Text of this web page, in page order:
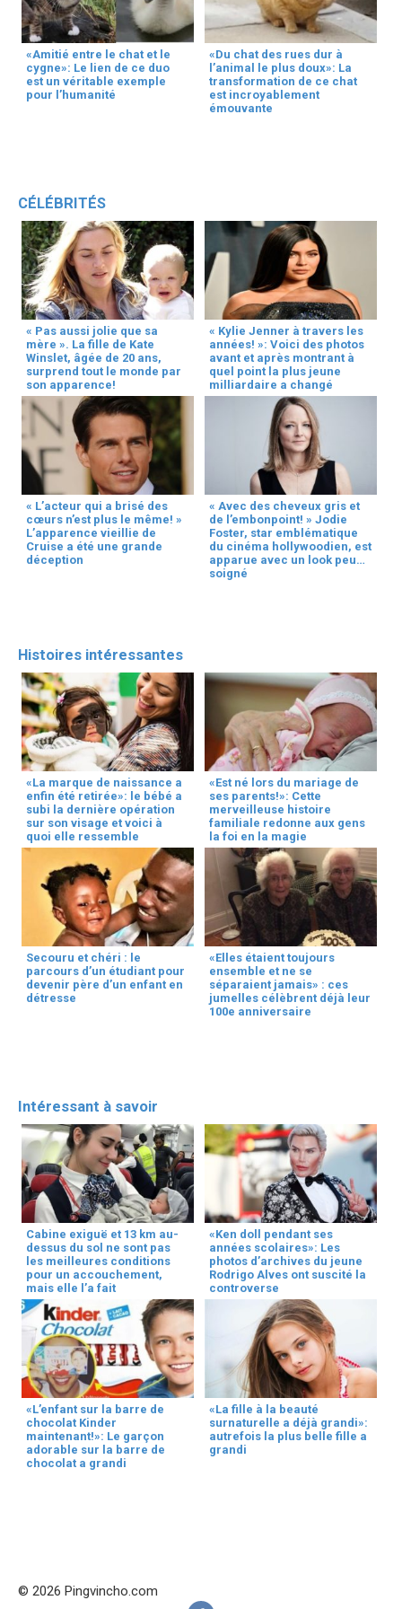
«Amitié entre le chat et le
cygne»: Le lien de ce duo
est un véritable exemple
pour l’humanité
«Du chat des rues dur à
l’animal le plus doux»: La
transformation de ce chat
est incroyablement
émouvante
CÉLÉBRITÉS
« Pas aussi jolie que sa
mère ». La fille de Kate
Winslet, âgée de 20 ans,
surprend tout le monde par
son apparence!
« Kylie Jenner à travers les
années! »: Voici des photos
avant et après montrant à
quel point la plus jeune
milliardaire a changé
« L’acteur qui a brisé des
cœurs n’est plus le même! »
L’apparence vieillie de
Cruise a été une grande
déception
« Avec des cheveux gris et
de l’embonpoint! » Jodie
Foster, star emblématique
du cinéma hollywoodien, est
apparue avec un look peu
soigné
Histoires intéressantes
«La marque de naissance a
enfin été retirée»: le bébé a
subi la dernière opération
sur son visage et voici à
quoi elle ressemble
«Est né lors du mariage de
ses parents!»: Cette
merveilleuse histoire
familiale redonne aux gens
la foi en la magie
Secouru et chéri : le
parcours d’un étudiant pour
devenir père d’un enfant en
détresse
«Elles étaient toujours
ensemble et ne se
séparaient jamais» : ces
jumelles célèbrent déjà leur
100e anniversaire
Intéressant à savoir
Cabine exiguë et 13 km au-
dessus du sol ne sont pas
les meilleures conditions
pour un accouchement,
mais elle l’a fait
«Ken doll pendant ses
années scolaires»: Les
photos d’archives du jeune
Rodrigo Alves ont suscité la
controverse
«L’enfant sur la barre de
chocolat Kinder
maintenant!»: Le garçon
adorable sur la barre de
chocolat a grandi
«La fille à la beauté
surnaturelle a déjà grandi»:
autrefois la plus belle fille a
grandi
© 2026 Pingvincho.com